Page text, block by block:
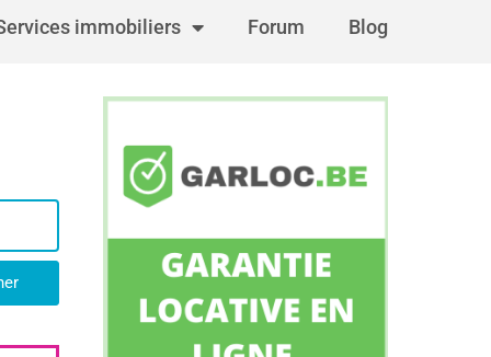
immobiliers Forum Blog